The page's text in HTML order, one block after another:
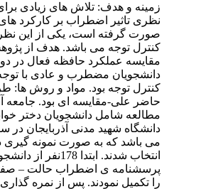
زمینه و هدف: تلاش های زیادی برای
نظری تاثیر اضطراب بر کارکرد های
صورت گرفته است، یکی از این
کنترل توجه می باشد. هدف از
مقایسه عملکرد حافظه فعال در دو
دانشجویان مضطرب و عادی با توجه
کنترل توجه بود. مواد و روش ها:
حاضر علی-مقایسه ای بود. جامعه
مطالعه شامل دانشجویان دختر
می باشد که به صورت نمونه گیری
انتخاب شدند. ابتدا 178نفر از
پرسشنامه ی اضطراب حالت – صفت